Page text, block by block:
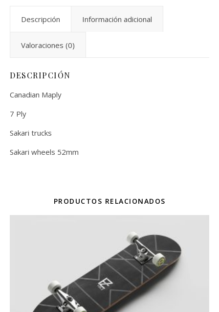
Descripción Información adicional
Valoraciones (0)
DESCRIPCIÓN
Canadian Maply
7 Ply
Sakari trucks
Sakari wheels 52mm
PRODUCTOS RELACIONADOS